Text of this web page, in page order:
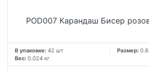
POD007 Карандаш Бисер
В упаковке: 42 шт Размер:
Вес: 0.024 кг